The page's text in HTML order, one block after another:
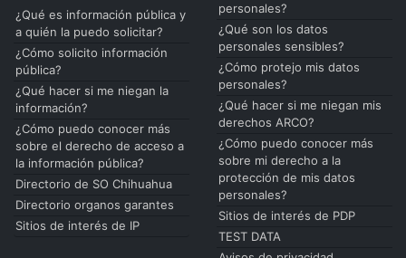
¿Qué es información pública y
a quién la puedo solicitar?
¿Cómo solicito información
pública?
¿Qué hacer si me niegan la
información?
¿Cómo puedo conocer más
sobre el derecho de acceso a
la información pública?
Directorio de SO Chihuahua
Directorio organos garantes
Sitios de interés de IP
personales?
¿Qué son los datos
personales sensibles?
¿Cómo protejo mis datos
personales?
¿Qué hacer si me niegan mis
derechos ARCO?
¿Cómo puedo conocer más
sobre mi derecho a la
protección de mis datos
personales?
Sitios de interés de PDP
TEST DATA